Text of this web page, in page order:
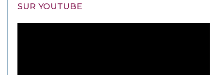
SUR YOUTUBE